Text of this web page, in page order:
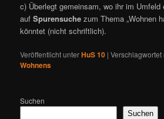
c) Überlegt gemeinsam, wo ihr im Umfeld
aufSpurensuche zum Thema „Wohnen
könntet (nicht schriftlich).
Veröffentlicht unterHuS 10 |Verschlagwortet
Wohnens
Suchen
Suchen